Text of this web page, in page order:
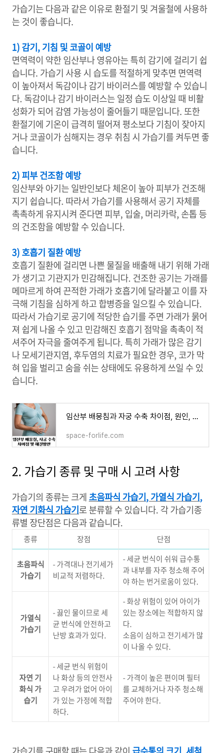
가습기는 다음과 같은 이유로 환절기 및 겨울철에 사용하
는 것이 좋습니다.
1) 감기, 기침 및 코골이 예방
면역력이 약한 임산부나 영유아는 특히 감기에 걸리기 쉽
습니다. 가습기 사용 시 습도를 적절하게 맞추면 면역력
이 높아져서 독감이나 감기 바이러스를 예방할 수 있습니
다. 독감이나 감기 바이러스는 일정 습도 이상일 때 비활
성화가 되어 감염 가능성이 줄어들기 때문입니다. 또한
환절기에 기온이 급격히 떨어져 평소보다 기침이 잦아지
거나 코골이가 심해지는 경우 취침 시 가습기를 켜두면 좋
습니다.
2) 피부 건조함 예방
임산부와 아기는 일반인보다 체온이 높아 피부가 건조해
지기 쉽습니다. 따라서 가습기를 사용해서 공기 자체를
촉촉하게 유지시켜 준다면 피부, 입술, 머리카락, 손톱 등
의 건조함을 예방할 수 있습니다.
3) 호흡기 질환 예방
호흡기 질환에 걸리면 나쁜 물질을 배출해 내기 위해 가래
가 생기고 기관지가 민감해집니다. 건조한 공기는 가래를
메마르게 하여 끈적한 가래가 호흡기에 달라붙고 이를 자
극해 기침을 심하게 하고 합병증을 일으킬 수 있습니다.
따라서 가습기로 공기에 적당한 습기를 주면 가래가 묽어
져 쉽게 나올 수 있고 민감해진 호흡기 점막을 촉촉이 적
셔주어 자극을 줄여주게 됩니다. 특히 가래가 많은 감기
나 모세기관지염, 후두염의 치료가 필요한 경우, 코가 막
혀 입을 벌리고 숨을 쉬는 상태에도 유용하게 쓰일 수 있
습니다.
임산부 배뭉침과 자궁 수축 차이점, 원인, 해결방안, 주의점 알아보기
space-forlife.com
2. 가습기 종류 및 구매 시 고려 사항
가습기의 종류는 크게 초음파식 가습기,가열식 가습기,
자연 기화식 가습기로 분류할 수 있습니다. 각 가습기종
류별 장단점은 다음과 같습니다.
종류 장점 단점
초음파식
가습기
- 가격대나 전기세가
비교적 저렴하다.
- 세균 번식이 쉬워 급수통
과 내부를 자주 청소해 주어
야 하는 번거로움이 있다.
가열식
가습기
- 끓인 물이므로 세
균 번식에 안전하고
난방 효과가 있다.
- 화상 위험이 있어 아이가
있는 장소에는 적합하지 않
다.
소음이 심하고 전기세가 많
이 나올 수 있다.
자연 기
화식 가
습기
- 세균 번식 위험이
나 화상 등의 안전사
고 우려가 없어 아이
가 있는 가정에 적합
하다.
- 가격이 높은 편이며 필터
를 교체하거나 자주 청소해
주어야 한다.